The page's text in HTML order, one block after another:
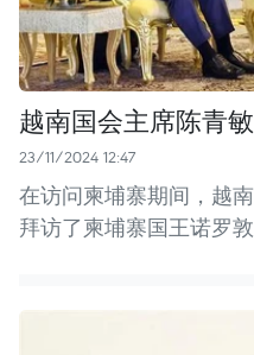
越南国会主席陈青
23/11/2024 12:47
在访问柬埔寨期间，越
拜访了柬埔寨国王诺罗敦